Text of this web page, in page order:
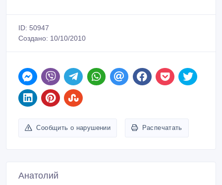
ID: 50947
Создано: 10/10/2010
Сообщить о нарушении Распечатать
Анатолий